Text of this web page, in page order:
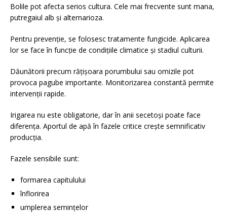
Bolile pot afecta serios cultura. Cele mai frecvente sunt mana,
putregaiul alb și alternarioza.
Pentru prevenție, se folosesc tratamente fungicide. Aplicarea
lor se face în funcție de condițiile climatice și stadiul culturii.
Dăunătorii precum rățișoara porumbului sau omizile pot
provoca pagube importante. Monitorizarea constantă permite
intervenții rapide.
Irigarea nu este obligatorie, dar în anii secetoși poate face
diferența. Aportul de apă în fazele critice crește semnificativ
producția.
Fazele sensibile sunt:
formarea capitulului
înflorirea
umplerea semințelor